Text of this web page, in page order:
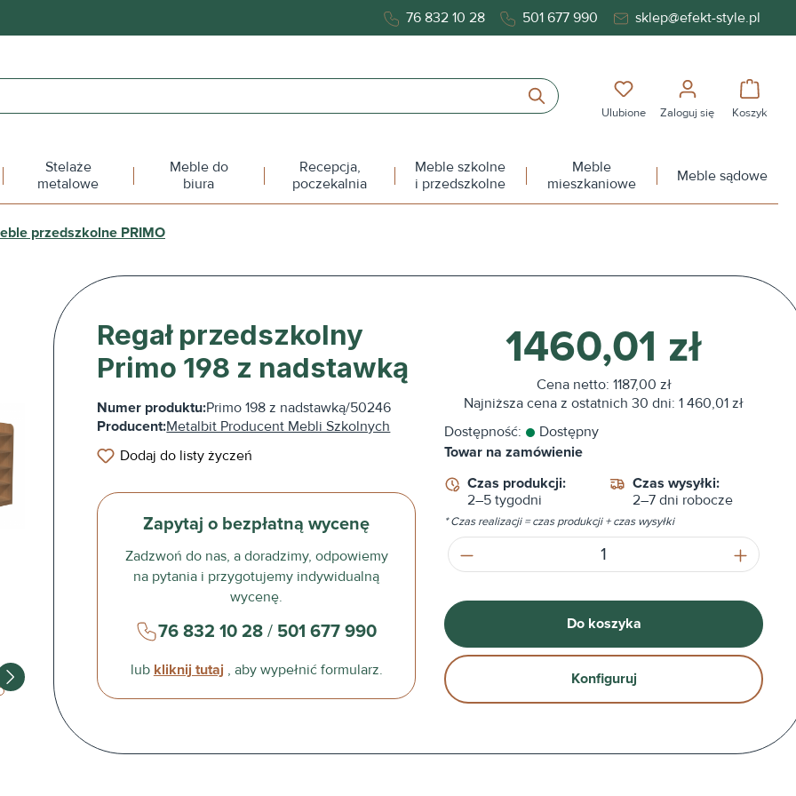
76 832 10 28 501 677 990 sklep@efekt-style.pl
Masz 0 przedmioty na
Ulubione Zaloguj się Koszyk
Stelaże
metalowe
Meble do
biura
Recepcja,
poczekalnia
Meble szkolne
i przedszkolne
Meble
mieszkaniowe
Meble sądowe
przedszkolne PRIMO
Regał przedszkolny
Primo 198 z nadstawką
Numer produktu:Primo 198 z nadstawką/50246
Producent:Metalbit Producent Mebli Szkolnych
Dodaj do listy życzeń
Zapytaj o bezpłatną wycenę
Zadzwoń do nas, a doradzimy, odpowiemy
na pytania i przygotujemy indywidualną
wycenę.
76 832 10 28 / 501 677 990
lub kliknij tutaj , aby wypełnić formularz.
1460,01 zł
Cena netto: 1187,00 zł
Najniższa cena z ostatnich 30 dni: 1 460,01 zł
Dostępność:
Dostępny
Towar na zamówienie
Czas produkcji:
2–5 tygodni
Czas wysyłki:
2–7 dni robocze
* Czas realizacji = czas produkcji + czas wysyłki
Ilość produktu: Wprowadź żądaną
Do koszyka
Konfiguruj